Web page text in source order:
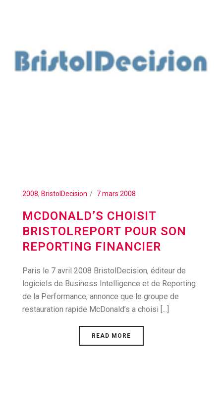
2008, BristolDecision 7 mars 2008
MCDONALD’S CHOISIT
BRISTOLREPORT POUR SON
REPORTING FINANCIER
Paris le 7 avril 2008 BristolDecision, éditeur de
logiciels de Business Intelligence et de Reporting
de la Performance, annonce que le groupe de
restauration rapide McDonald’s a choisi [...]
READ MORE